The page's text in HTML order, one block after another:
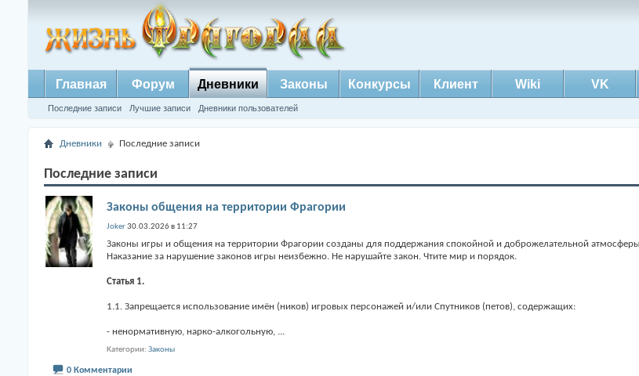
Главная Форум Дневники
Последние записи Лучшие записи Дневники пользователей
Законы Конкурсы Клиент Wiki VK
Дневники Последние записи
Последние записи
Законы общения на территории Фрагории
Joker30.03.2026 в 11:27
Законы игры и общения на территории Фрагории созданы для поддержания спокойной и доброжелательной
Наказание за нарушение законов игры неизбежно. Не нарушайте закон. Чтите мир и порядок.
Статья 1.
1.1. Запрещается использование имён (ников) игровых персонажей и/или Спутников (петов), содержащих:
- ненормативную, нарко-алкогольную, ...
Категории Законы
0 Комментарии